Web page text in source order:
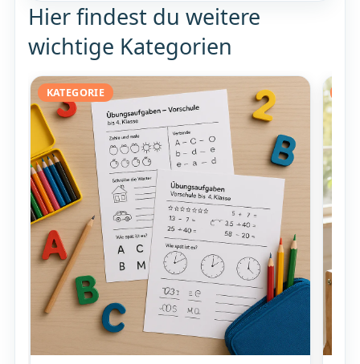
Hier findest du weitere
wichtige Kategorien
KATEGORIE